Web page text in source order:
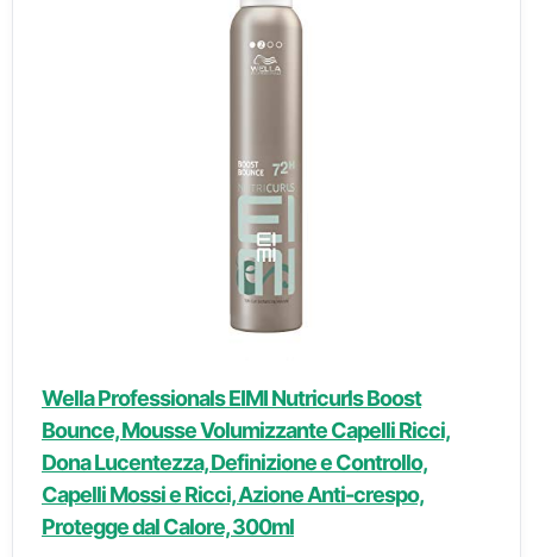
Wella Professionals EIMI Nutricurls Boost
Bounce, Mousse Volumizzante Capelli Ricci,
Dona Lucentezza, Definizione e Controllo,
Capelli Mossi e Ricci, Azione Anti-crespo,
Protegge dal Calore, 300ml